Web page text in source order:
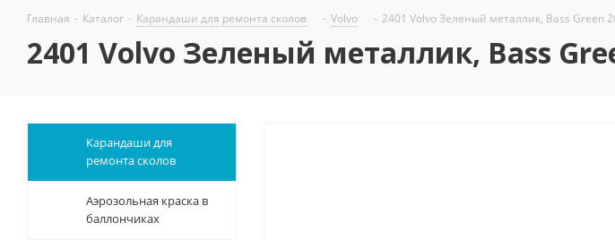
Главная - Каталог - Карандаши для ремонта сколов - Volvo - 2401 Volvo Зеленый металлик, Bass Green
2401 Volvo Зеленый металлик, Bass
Карандаши для
ремонта сколов
Аэрозольная краска в
баллончиках